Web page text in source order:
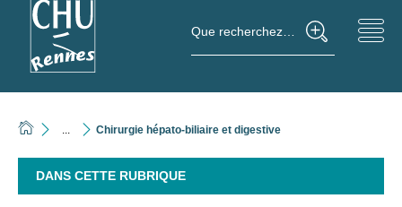
Que recherchez-vous ?
Chirurgie hépato-biliaire et digestive
DANS CETTE RUBRIQUE